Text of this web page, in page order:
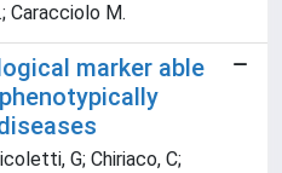
Caracciolo M.
marker able
G; Chiriaco, C;